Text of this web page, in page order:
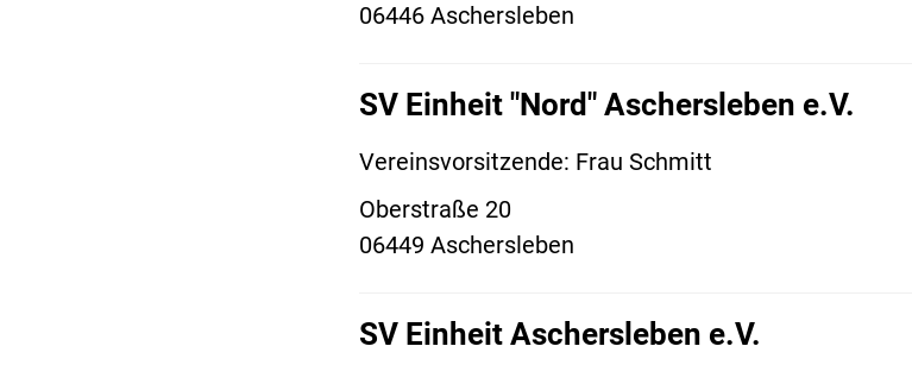
06446 Aschersleben
SV Einheit "Nord" Aschersleben e.V.
Vereinsvorsitzende: Frau Schmitt
Oberstraße 20
06449 Aschersleben
SV Einheit Aschersleben e.V.